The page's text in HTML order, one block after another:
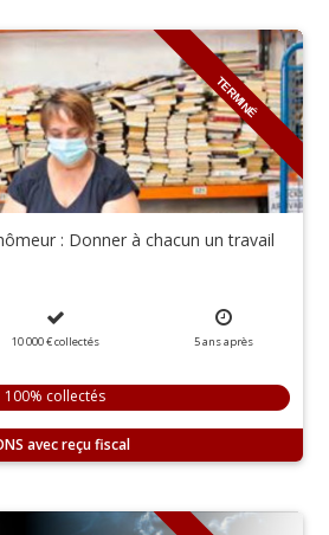
TERMINÉ
: Donner à chacun un travail
10 000 €collectés 5ansaprès
100% collectés